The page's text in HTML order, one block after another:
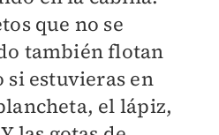
que no se
también flotan
si estuvieras en
el lápiz,